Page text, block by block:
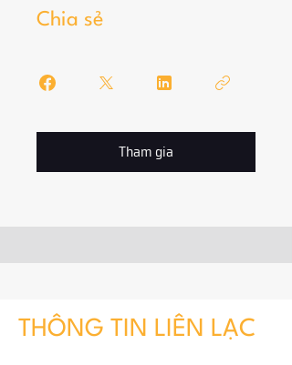
Chia sẻ
Tham gia
THÔNG TIN LIÊN LẠC